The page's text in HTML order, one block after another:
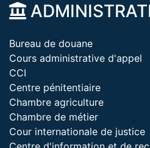
Bureau de douane
Cours administrative d'appel
CCI
Centre pénitentiaire
Chambre agriculture
Chambre de métier
Cour internationale de justice